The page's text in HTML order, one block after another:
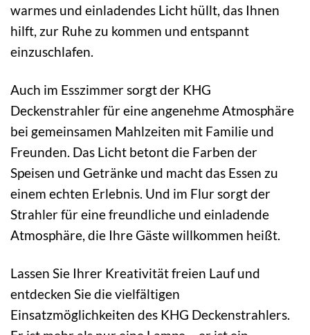
warmes und einladendes Licht hüllt, das Ihnen
hilft, zur Ruhe zu kommen und entspannt
einzuschlafen.
Auch im Esszimmer sorgt der KHG
Deckenstrahler für eine angenehme Atmosphäre
bei gemeinsamen Mahlzeiten mit Familie und
Freunden. Das Licht betont die Farben der
Speisen und Getränke und macht das Essen zu
einem echten Erlebnis. Und im Flur sorgt der
Strahler für eine freundliche und einladende
Atmosphäre, die Ihre Gäste willkommen heißt.
Lassen Sie Ihrer Kreativität freien Lauf und
entdecken Sie die vielfältigen
Einsatzmöglichkeiten des KHG Deckenstrahlers.